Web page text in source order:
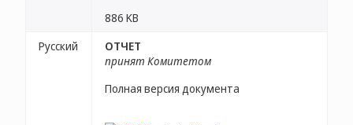
886 KB
Русский
ОТЧЕТ
принят Комитетом
Полная версия документа